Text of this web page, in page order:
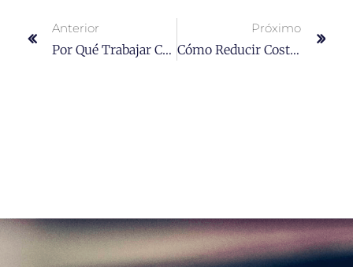
Anterior
Por Qué Trabajar Con Una Empresa Multiservicios Es La Decisión Más Inteligente En 2026
Próximo
Cómo Reducir Costos Operativos Sin Afectar La Calidad En Una Empresa